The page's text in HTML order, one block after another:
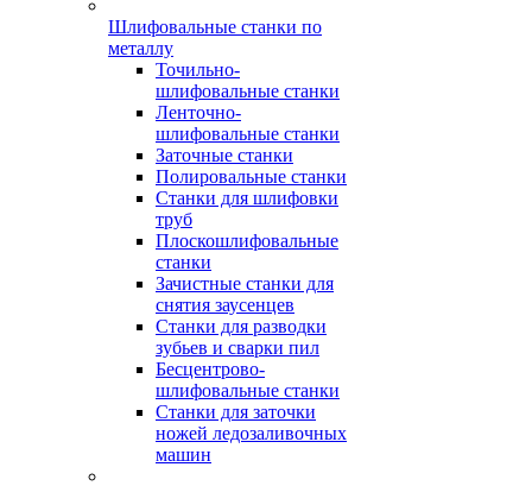
Шлифовальные станки по
металлу
Точильно-
шлифовальные станки
Ленточно-
шлифовальные станки
Заточные станки
Полировальные станки
Станки для шлифовки
труб
Плоскошлифовальные
станки
Зачистные станки для
снятия заусенцев
Станки для разводки
зубьев и сварки пил
Бесцентрово-
шлифовальные станки
Станки для заточки
ножей ледозаливочных
машин